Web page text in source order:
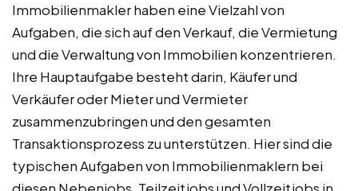
Immobilienmakler haben eine Vielzahl von
Aufgaben, die sich auf den Verkauf, die Vermietung
und die Verwaltung von Immobilien konzentrieren.
Ihre Hauptaufgabe besteht darin, Käufer und
Verkäufer oder Mieter und Vermieter
zusammenzubringen und den gesamten
Transaktionsprozess zu unterstützen. Hier sind die
typischen Aufgaben von Immobilienmaklern bei